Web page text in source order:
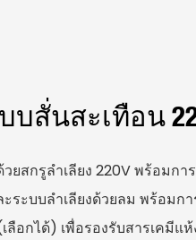
บสั่นสะเทือน
สกรูลำเลียง 220V พร้อมกา
ะระบบลำเลียงด้วยลม พร้อมก
ลือกได้) เพื่อรองรับสารเคมี